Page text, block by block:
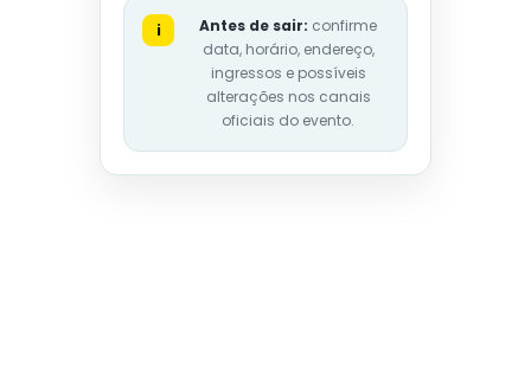
i Antes de sair: confirme
data, horário, endereço,
ingressos e possíveis
alterações nos canais
oficiais do evento.